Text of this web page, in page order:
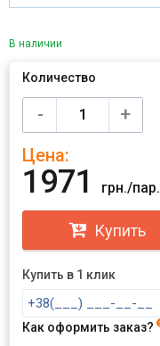
В наличии
Количество
-
+
Цена:
1971 грн./пар.
Купить
Купить в 1 клик
Как оформить заказ?